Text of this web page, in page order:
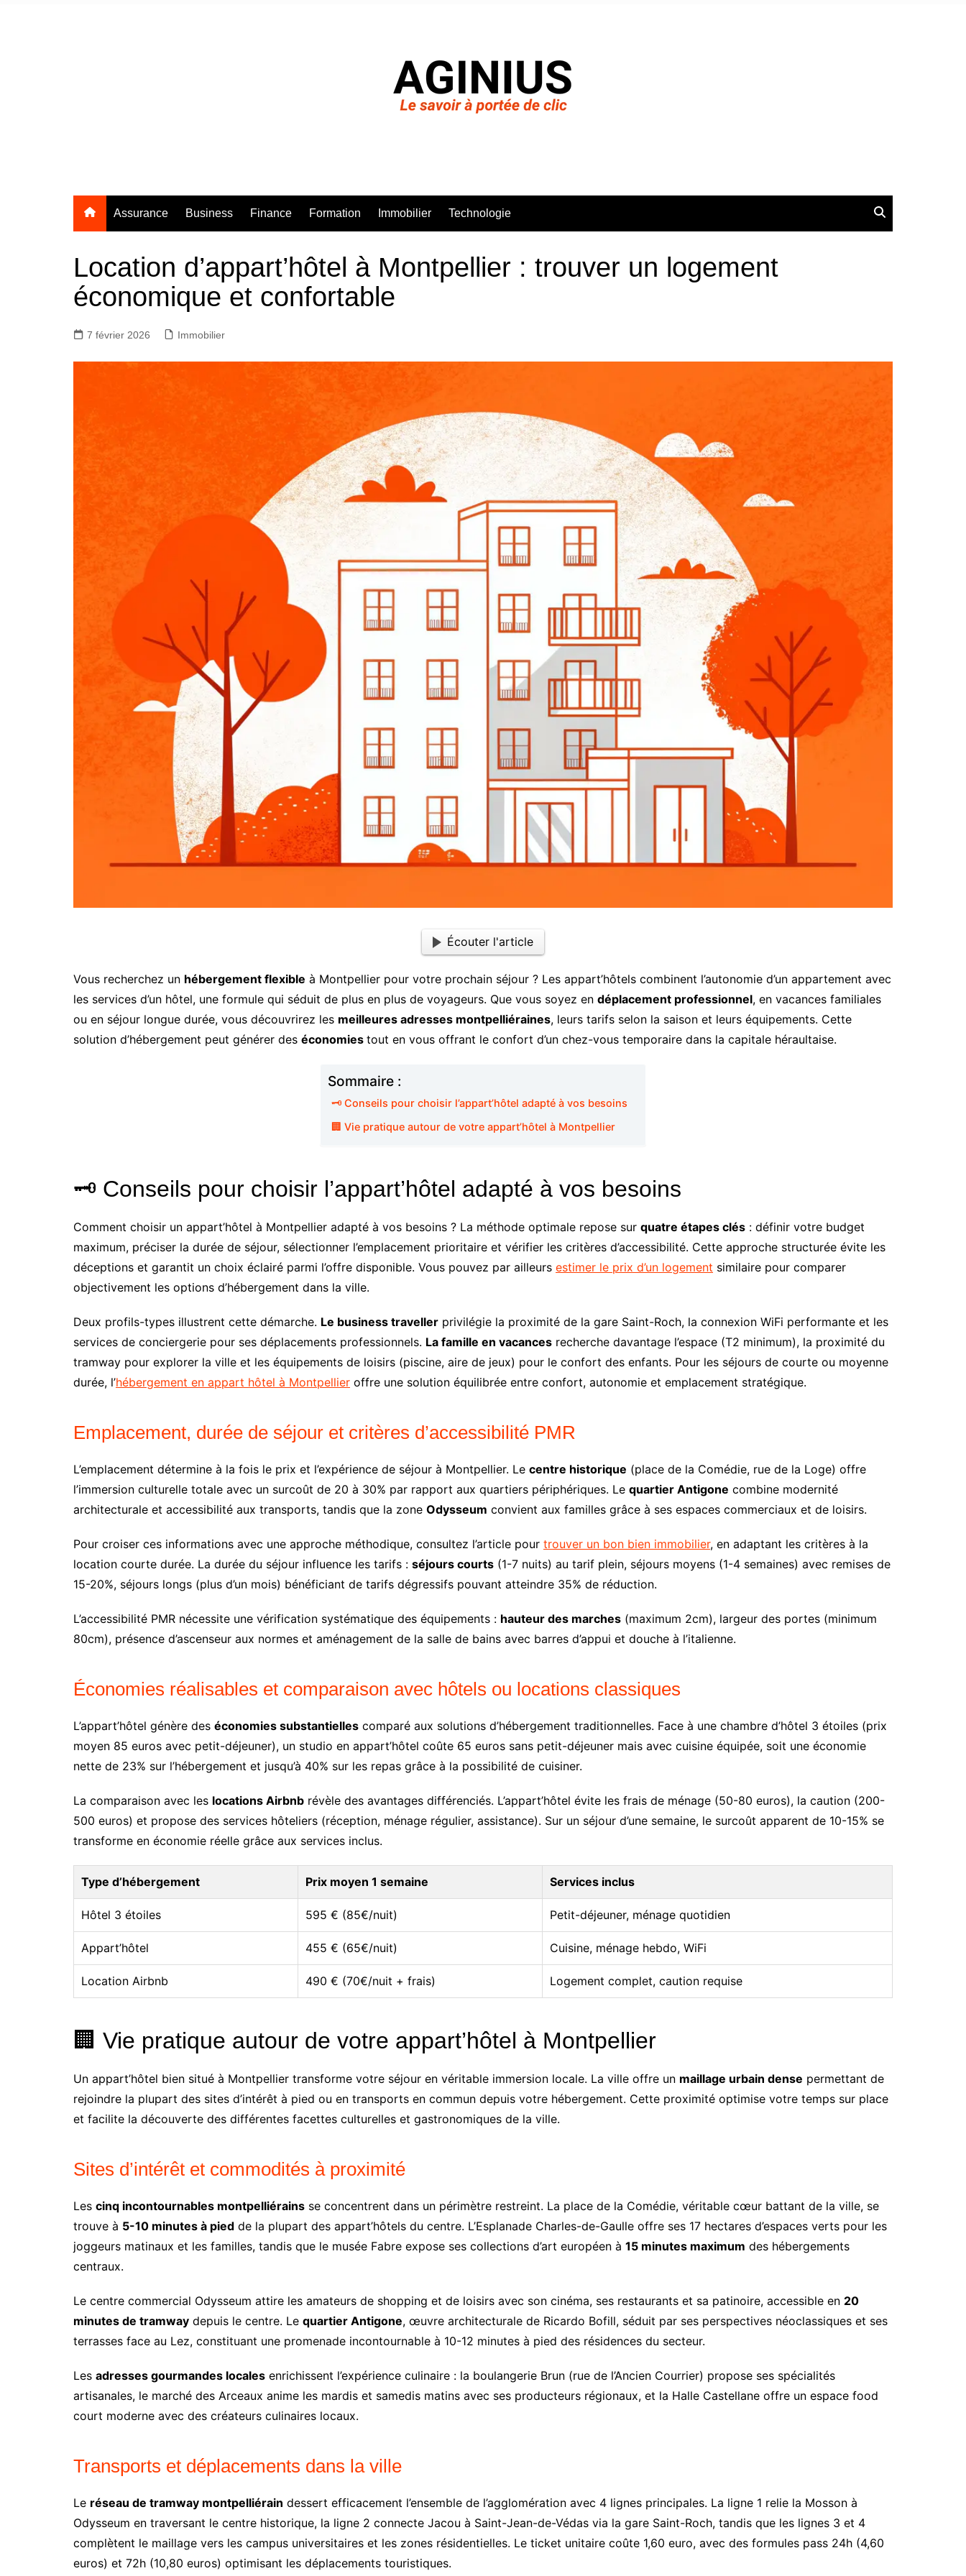
Assurance Business Finance Formation Immobilier Technologie
Location d’appart’hôtel à Montpellier : trouver un logement
économique et confortable
7 février 2026 Immobilier
Écouter l'article
Vous recherchez un hébergement flexible à Montpellier pour votre prochain séjour ? Les appart’hôtels combinent l’autonomie d’un appartement avec
les services d’un hôtel, une formule qui séduit de plus en plus de voyageurs. Que vous soyez en déplacement professionnel, en vacances familiales
ou en séjour longue durée, vous découvrirez les meilleures adresses montpelliéraines, leurs tarifs selon la saison et leurs équipements. Cette
solution d’hébergement peut générer des économies tout en vous offrant le confort d’un chez-vous temporaire dans la capitale héraultaise.
Sommaire :
🗝️ Conseils pour choisir l’appart’hôtel adapté à vos besoins
🏢 Vie pratique autour de votre appart’hôtel à Montpellier
🗝️ Conseils pour choisir l’appart’hôtel adapté à vos besoins
Comment choisir un appart’hôtel à Montpellier adapté à vos besoins ? La méthode optimale repose sur quatre étapes clés : définir votre budget
maximum, préciser la durée de séjour, sélectionner l’emplacement prioritaire et vérifier les critères d’accessibilité. Cette approche structurée évite les
déceptions et garantit un choix éclairé parmi l’offre disponible. Vous pouvez par ailleurs estimer le prix d’un logement similaire pour comparer
objectivement les options d’hébergement dans la ville.
Deux profils-types illustrent cette démarche. Le business traveller privilégie la proximité de la gare Saint-Roch, la connexion WiFi performante et les
services de conciergerie pour ses déplacements professionnels. La famille en vacances recherche davantage l’espace (T2 minimum), la proximité du
tramway pour explorer la ville et les équipements de loisirs (piscine, aire de jeux) pour le confort des enfants. Pour les séjours de courte ou moyenne
durée, l’hébergement en appart hôtel à Montpellier offre une solution équilibrée entre confort, autonomie et emplacement stratégique.
Emplacement, durée de séjour et critères d’accessibilité PMR
L’emplacement détermine à la fois le prix et l’expérience de séjour à Montpellier. Le centre historique (place de la Comédie, rue de la Loge) offre
l’immersion culturelle totale avec un surcoût de 20 à 30% par rapport aux quartiers périphériques. Le quartier Antigone combine modernité
architecturale et accessibilité aux transports, tandis que la zone Odysseum convient aux familles grâce à ses espaces commerciaux et de loisirs.
Pour croiser ces informations avec une approche méthodique, consultez l’article pour trouver un bon bien immobilier, en adaptant les critères à la
location courte durée. La durée du séjour influence les tarifs : séjours courts (1-7 nuits) au tarif plein, séjours moyens (1-4 semaines) avec remises de
15-20%, séjours longs (plus d’un mois) bénéficiant de tarifs dégressifs pouvant atteindre 35% de réduction.
L’accessibilité PMR nécessite une vérification systématique des équipements : hauteur des marches (maximum 2cm), largeur des portes (minimum
80cm), présence d’ascenseur aux normes et aménagement de la salle de bains avec barres d’appui et douche à l’italienne.
Économies réalisables et comparaison avec hôtels ou locations classiques
L’appart’hôtel génère des économies substantielles comparé aux solutions d’hébergement traditionnelles. Face à une chambre d’hôtel 3 étoiles (prix
moyen 85 euros avec petit-déjeuner), un studio en appart’hôtel coûte 65 euros sans petit-déjeuner mais avec cuisine équipée, soit une économie
nette de 23% sur l’hébergement et jusqu’à 40% sur les repas grâce à la possibilité de cuisiner.
La comparaison avec les locations Airbnb révèle des avantages différenciés. L’appart’hôtel évite les frais de ménage (50-80 euros), la caution (200-
500 euros) et propose des services hôteliers (réception, ménage régulier, assistance). Sur un séjour d’une semaine, le surcoût apparent de 10-15% se
transforme en économie réelle grâce aux services inclus.
Type d’hébergement Prix moyen 1 semaine Services inclus
Hôtel 3 étoiles 595 € (85€/nuit) Petit-déjeuner, ménage quotidien
Appart’hôtel 455 € (65€/nuit) Cuisine, ménage hebdo, WiFi
Location Airbnb 490 € (70€/nuit + frais) Logement complet, caution requise
🏢 Vie pratique autour de votre appart’hôtel à Montpellier
Un appart’hôtel bien situé à Montpellier transforme votre séjour en véritable immersion locale. La ville offre un maillage urbain dense permettant de
rejoindre la plupart des sites d’intérêt à pied ou en transports en commun depuis votre hébergement. Cette proximité optimise votre temps sur place
et facilite la découverte des différentes facettes culturelles et gastronomiques de la ville.
Sites d’intérêt et commodités à proximité
Les cinq incontournables montpelliérains se concentrent dans un périmètre restreint. La place de la Comédie, véritable cœur battant de la ville, se
trouve à 5-10 minutes à pied de la plupart des appart’hôtels du centre. L’Esplanade Charles-de-Gaulle offre ses 17 hectares d’espaces verts pour les
joggeurs matinaux et les familles, tandis que le musée Fabre expose ses collections d’art européen à 15 minutes maximum des hébergements
centraux.
Le centre commercial Odysseum attire les amateurs de shopping et de loisirs avec son cinéma, ses restaurants et sa patinoire, accessible en 20
minutes de tramway depuis le centre. Le quartier Antigone, œuvre architecturale de Ricardo Bofill, séduit par ses perspectives néoclassiques et ses
terrasses face au Lez, constituant une promenade incontournable à 10-12 minutes à pied des résidences du secteur.
Les adresses gourmandes locales enrichissent l’expérience culinaire : la boulangerie Brun (rue de l’Ancien Courrier) propose ses spécialités
artisanales, le marché des Arceaux anime les mardis et samedis matins avec ses producteurs régionaux, et la Halle Castellane offre un espace food
court moderne avec des créateurs culinaires locaux.
Transports et déplacements dans la ville
Le réseau de tramway montpelliérain dessert efficacement l’ensemble de l’agglomération avec 4 lignes principales. La ligne 1 relie la Mosson à
Odysseum en traversant le centre historique, la ligne 2 connecte Jacou à Saint-Jean-de-Védas via la gare Saint-Roch, tandis que les lignes 3 et 4
complètent le maillage vers les campus universitaires et les zones résidentielles. Le ticket unitaire coûte 1,60 euro, avec des formules pass 24h (4,60
euros) et 72h (10,80 euros) optimisant les déplacements touristiques.